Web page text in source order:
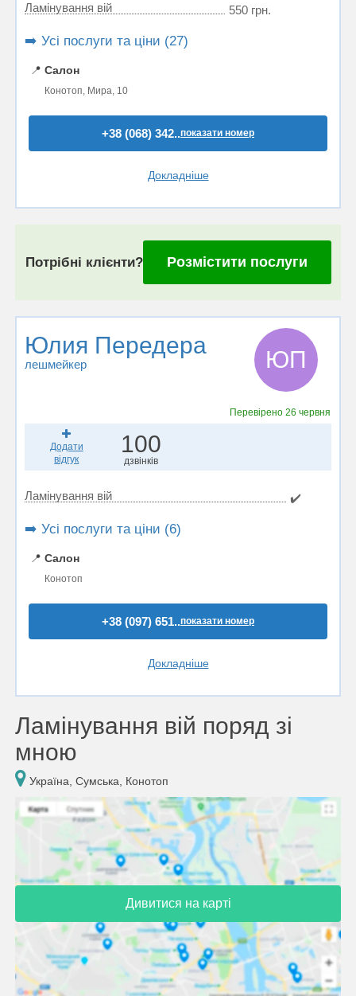
Ламінування вій 550 грн.
➡️ Усі послуги та ціни (27)
📍 Салон
Конотоп, Мира, 10
+38 (068) 342..показати номер
Докладніше
Потрібні клієнти? Розмістити послуги
Юлия Передера
лешмейкер ЮП
Перевірено26 червня
Додати
відгук
100
дзвінків
Ламінування вій ✔️
➡️ Усі послуги та ціни (6)
📍 Салон
Конотоп
+38 (097) 651..показати номер
Докладніше
Ламінування вій поряд зі
мною
Україна, Сумська, Конотоп
Дивитися на карті